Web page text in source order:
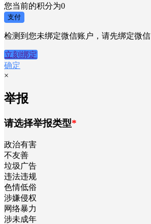
您当前的积分为0
支付
检测到您未绑定微信账户，请先绑定微信
立刻绑定
确定
×
举报
请选择举报类型*
政治有害
不友善
垃圾广告
违法违规
色情低俗
涉嫌侵权
网络暴力
涉未成年